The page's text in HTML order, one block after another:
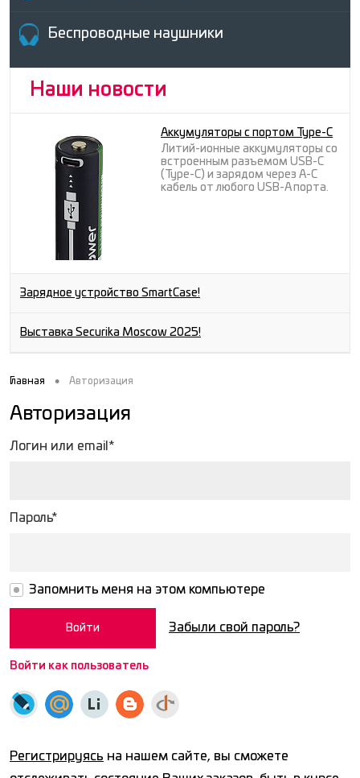
Беcпроводные наушники
Наши новости
Аккумуляторы с портом Type-C
Литий-ионные аккумуляторы со
встроенным разъемом USB-C
(Type-C) и зарядом через A-C
кабель от любого USB-A порта.
Зарядное устройство SmartCase!
Выставка Securika Moscow 2025!
Главная • Авторизация
Авторизация
Логин или email*
Пароль*
Запомнить меня на этом компьютере
Забыли свой пароль?
Войти как пользователь
Регистрируясь на нашем сайте, вы сможете